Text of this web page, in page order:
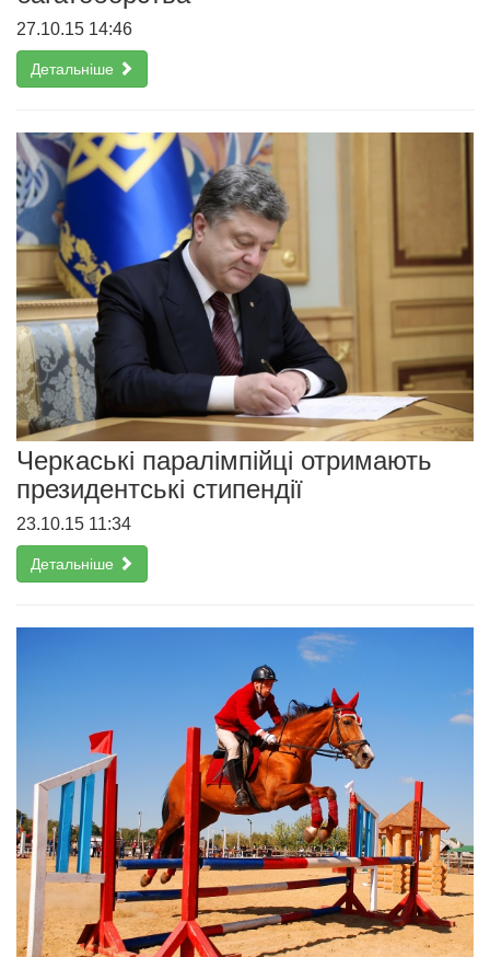
27.10.15 14:46
Детальніше
Черкаські паралімпійці отримають
президентські стипендії
23.10.15 11:34
Детальніше